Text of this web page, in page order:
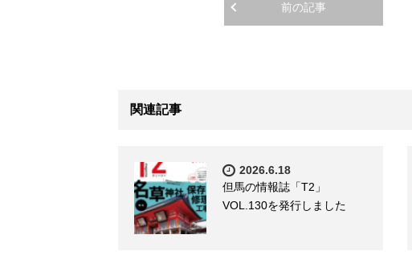
前の記事
関連記事
2026.6.18
但馬の情報誌「T2」
VOL.130を発行しました